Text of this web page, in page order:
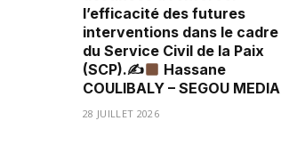
l’efficacité des futures
interventions dans le cadre
du Service Civil de la Paix
(SCP).✍
Hassane
COULIBALY – SEGOU MEDIA
28 JUILLET 2026